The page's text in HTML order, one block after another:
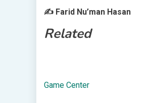
✍ Farid Nu’man Hasan
Related
Game Center